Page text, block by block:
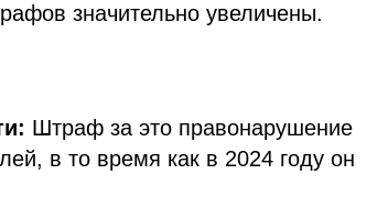
значительно увеличены.
Штраф за это правонарушение
в то время как в 2024 году он